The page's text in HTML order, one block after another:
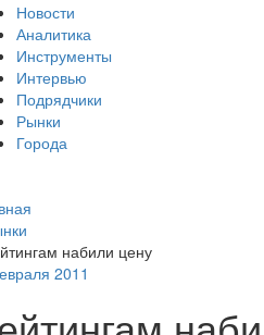
Новости
Аналитика
Инструменты
Интервью
Подрядчики
Рынки
Города
набили цену
2011